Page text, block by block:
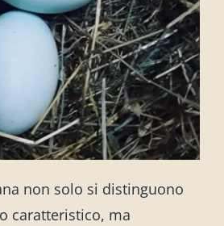
non solo si distinguono
caratteristico, ma